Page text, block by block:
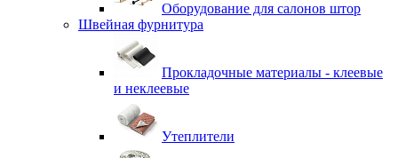
Оборудование для салонов штор
Швейная фурнитура
Прокладочные материалы - клеевые
и неклеевые
Утеплители